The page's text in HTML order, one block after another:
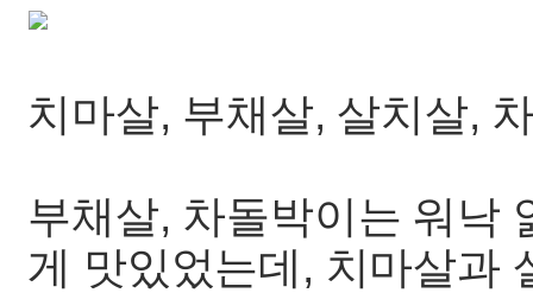
치마살, 부채살, 살치살,
부채살, 차돌박이는 워낙
게 맛있었는데, 치마살과